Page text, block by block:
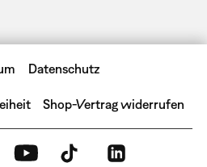
Datenschutz
Shop-Vertrag widerrufen